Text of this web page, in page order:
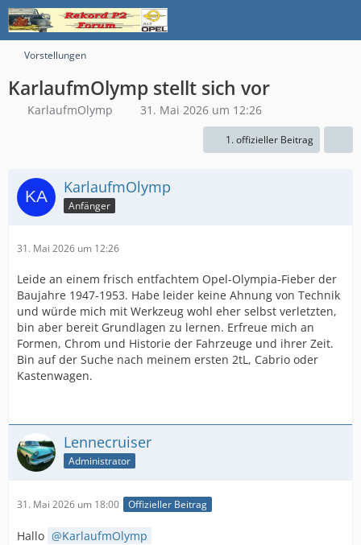
Vorstellungen
KarlaufmOlymp stellt sich vor
KarlaufmOlymp 31. Mai 2026 um 12:26
1. offizieller Beitrag
KarlaufmOlymp
Anfänger
31. Mai 2026 um 12:26
Leide an einem frisch entfachtem Opel-Olympia-Fieber der
Baujahre 1947-1953. Habe leider keine Ahnung von Technik
und würde mich mit Werkzeug wohl eher selbst verletzten,
bin aber bereit Grundlagen zu lernen. Erfreue mich an
Formen, Chrom und Historie der Fahrzeuge und ihrer Zeit.
Bin auf der Suche nach meinem ersten 2tL, Cabrio oder
Kastenwagen.
Lennecruiser
Administrator
31. Mai 2026 um 18:00 Offizieller Beitrag
Hallo
KarlaufmOlymp